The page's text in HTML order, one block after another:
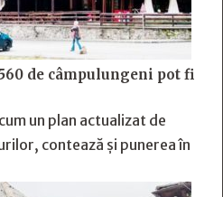
de câmpulungeni pot fi
un plan actualizat de
contează și punerea în